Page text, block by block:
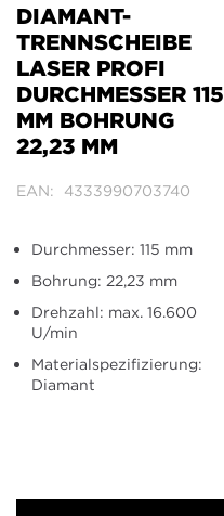
der
Bildergalerie
springen
DIAMANT-
TRENNSCHEIBE
LASER PROFI
DURCHMESSER 115
MM BOHRUNG
22,23 MM
EAN 4333990703740
Durchmesser: 115 mm
Bohrung: 22,23 mm
Drehzahl: max. 16.600
U/min
Materialspezifizierung:
Diamant